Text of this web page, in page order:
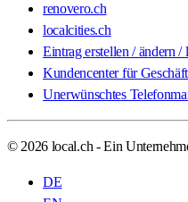
renovero.ch
localcities.ch
Eintrag erstellen / ändern /
Kundencenter für
Unerwünschtes
© 2026 local.ch - Ein
DE